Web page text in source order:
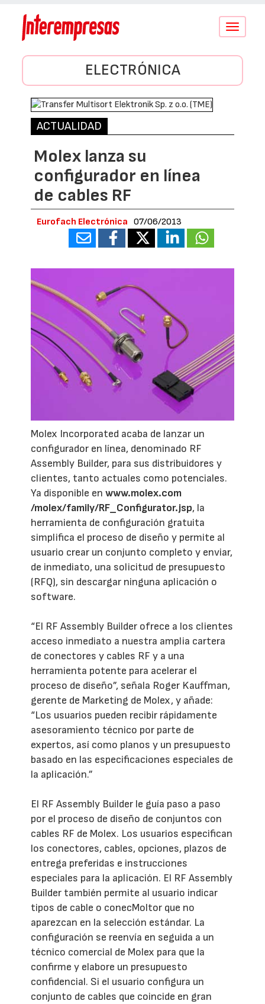
Conmutar
ELECTRÓNICA
ACTUALIDAD
Molex lanza su
configurador en línea
de cables RF
Eurofach Electrónica 07/06/2013
Molex Incorporated acaba de lanzar un
configurador en línea, denominado RF
Assembly Builder, para sus distribuidores y
clientes, tanto actuales como potenciales.
Ya disponible enwww.molex.com
/molex/family/RF_Configurator.jsp, la
herramienta de configuración gratuita
simplifica el proceso de diseño y permite al
usuario crear un conjunto completo y enviar,
de inmediato, una solicitud de presupuesto
(RFQ), sin descargar ninguna aplicación o
software.
“El RF Assembly Builder ofrece a los clientes
acceso inmediato a nuestra amplia cartera
de conectores y cables RF y a una
herramienta potente para acelerar el
proceso de diseño”, señala Roger Kauffman,
gerente de Marketing de Molex, y añade:
“Los usuarios pueden recibir rápidamente
asesoramiento técnico por parte de
expertos, así como planos y un presupuesto
basado en las especificaciones especiales de
la aplicación.”
El RF Assembly Builder le guía paso a paso
por el proceso de diseño de conjuntos con
cables RF de Molex. Los usuarios especifican
los conectores, cables, opciones, plazos de
entrega preferidas e instrucciones
especiales para la aplicación. El RF Assembly
Builder también permite al usuario indicar
tipos de cable o conecMoltor que no
aparezcan en la selección estándar. La
configuración se reenvía en seguida a un
técnico comercial de Molex para que la
confirme y elabore un presupuesto
confidencial. Si el usuario configura un
conjunto de cables que coincide en gran